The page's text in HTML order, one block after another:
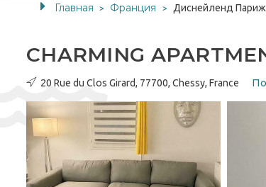
Главная > Франция > Диснейленд Париж
CHARMING
20 Rue du Clos Girard, 77700, Chessy, France